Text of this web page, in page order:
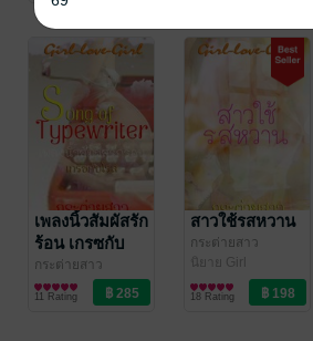
เพลงนิ้วสัมผัสรัก
ร้อน เกรซกับ
โรส
กระต่ายสาว
นิยาย Girl
Love/Yuri
11 Rating
สาวใช้รสหวาน
กระต่ายสาว
นิยาย Girl
Love/Yuri
18 Rating